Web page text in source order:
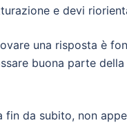
e devi
una risposta è
buona parte
da subito, non